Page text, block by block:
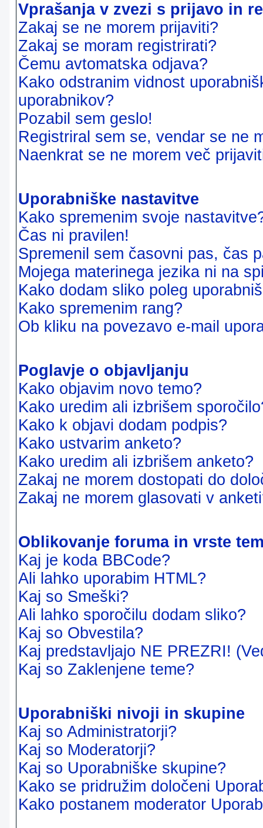
Vprašanja v zvezi s prijavo in
Zakaj se ne morem prijaviti?
Zakaj se moram registrirati?
Čemu avtomatska odjava?
Kako odstranim vidnost
uporabnikov?
Pozabil sem geslo!
Registriral sem se, vendar se ne
Naenkrat se ne morem več
Uporabniške nastavitve
Kako spremenim svoje
Čas ni pravilen!
Spremenil sem časovni pas, čas
Mojega materinega jezika ni na
Kako dodam sliko poleg
Kako spremenim rang?
Ob kliku na povezavo e-mail
Poglavje o objavljanju
Kako objavim novo temo?
Kako uredim ali izbrišem
Kako k objavi dodam podpis?
Kako ustvarim anketo?
Kako uredim ali izbrišem anketo?
Zakaj ne morem dostopati do
Zakaj ne morem glasovati v
Oblikovanje foruma in vrste
Kaj je koda BBCode?
Ali lahko uporabim HTML?
Kaj so Smeški?
Ali lahko sporočilu dodam sliko?
Kaj so Obvestila?
Kaj predstavljajo NE PREZRI!
Kaj so Zaklenjene teme?
Uporabniški nivoji in skupine
Kaj so Administratorji?
Kaj so Moderatorji?
Kaj so Uporabniške skupine?
Kako se pridružim določeni
Kako postanem moderator